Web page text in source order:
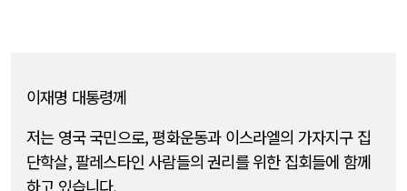
이재명 대통령께
저는 영국 국민으로, 평화운동과 이스라엘의 가자지구 집
단학살, 팔레스타인 사람들의 권리를 위한 집회들에 함께
하고 있습니다.